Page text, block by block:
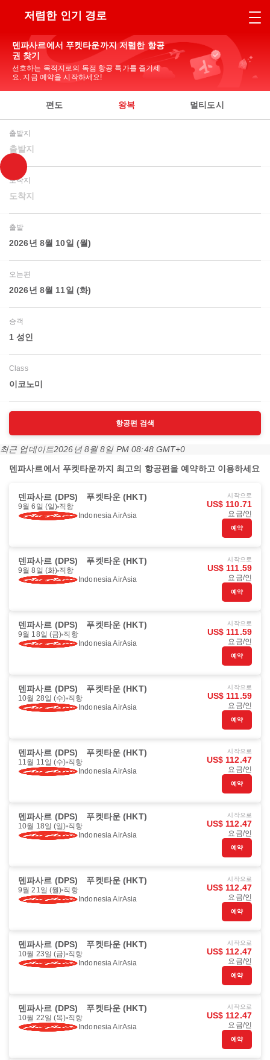
저렴한 인기 경로
덴파사르에서 푸켓타운까지 저렴한 항공
권 찾기
선호하는 목적지로의 독점 항공 특가를 즐기세
요. 지금 예약을 시작하세요!
편도 왕복 멀티도시
출발지
출발지
도착지
도착지
출발
2026년 8월 10일 (월)
오는편
2026년 8월 11일 (화)
승객
1 성인
Class
이코노미
항공편 검색
최근 업데이트2026년 8월 8일 PM 08:48 GMT+0
덴파사르에서 푸켓타운까지 최고의 항공편을 예약하고 이용하세요
덴파사르 (DPS) 푸켓타운 (HKT)
9월 6일 (일) 직항
Indonesia AirAsia
시작으로
US$ 110.71
요금/인
예약
덴파사르 (DPS) 푸켓타운 (HKT)
9월 8일 (화) 직항
Indonesia AirAsia
시작으로
US$ 111.59
요금/인
예약
덴파사르 (DPS) 푸켓타운 (HKT)
9월 18일 (금) 직항
Indonesia AirAsia
시작으로
US$ 111.59
요금/인
예약
덴파사르 (DPS) 푸켓타운 (HKT)
10월 28일 (수) 직항
Indonesia AirAsia
시작으로
US$ 111.59
요금/인
예약
덴파사르 (DPS) 푸켓타운 (HKT)
11월 11일 (수) 직항
Indonesia AirAsia
시작으로
US$ 112.47
요금/인
예약
덴파사르 (DPS) 푸켓타운 (HKT)
10월 18일 (일) 직항
Indonesia AirAsia
시작으로
US$ 112.47
요금/인
예약
덴파사르 (DPS) 푸켓타운 (HKT)
9월 21일 (월) 직항
Indonesia AirAsia
시작으로
US$ 112.47
요금/인
예약
덴파사르 (DPS) 푸켓타운 (HKT)
10월 23일 (금) 직항
Indonesia AirAsia
시작으로
US$ 112.47
요금/인
예약
덴파사르 (DPS) 푸켓타운 (HKT)
10월 22일 (목) 직항
Indonesia AirAsia
시작으로
US$ 112.47
요금/인
예약